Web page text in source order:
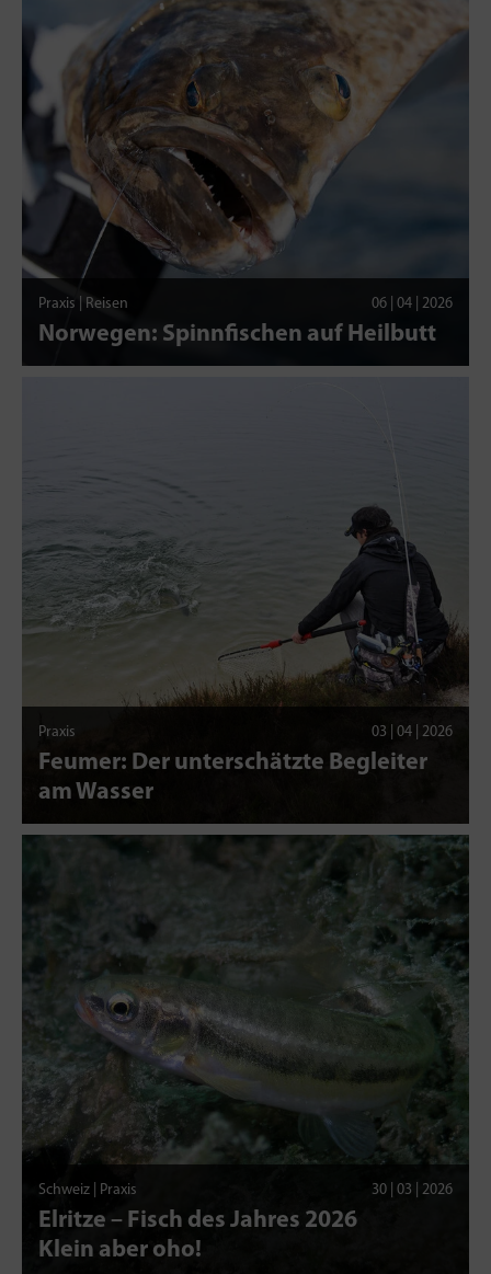
Praxis | Reisen 06 | 04 | 2026
Norwegen: Spinnfischen auf Heilbutt
Praxis 03 | 04 | 2026
Feumer: Der unterschätzte Begleiter
am Wasser
Schweiz | Praxis 30 | 03 | 2026
Elritze – Fisch des Jahres 2026
Klein aber oho!